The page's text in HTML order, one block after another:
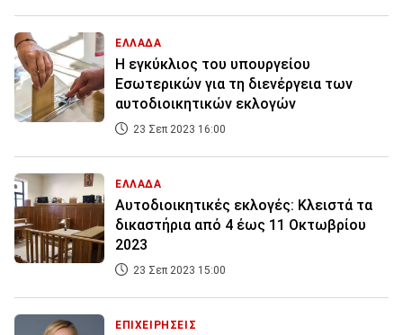
ΕΛΛΑΔΑ
Η εγκύκλιος του υπουργείου
Εσωτερικών για τη διενέργεια των
αυτοδιοικητικών εκλογών
23 Σεπ 2023 16:00
ΕΛΛΑΔΑ
Αυτοδιοικητικές εκλογές: Κλειστά τα
δικαστήρια από 4 έως 11 Οκτωβρίου
2023
23 Σεπ 2023 15:00
ΕΠΙΧΕΙΡΗΣΕΙΣ